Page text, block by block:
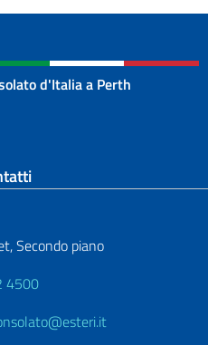
d'Italia a Perth
footer
Secondo piano
4500